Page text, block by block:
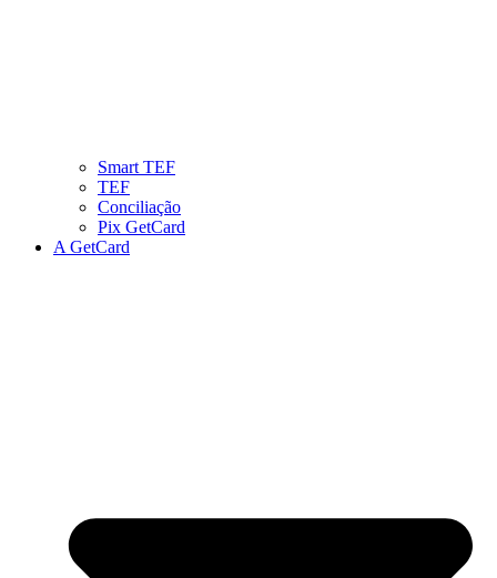
Smart TEF
TEF
Conciliação
Pix GetCard
A GetCard